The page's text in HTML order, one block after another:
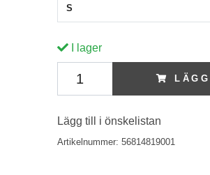
S
I lager
Lägg till i önskelistan
Artikelnummer: 56814819001